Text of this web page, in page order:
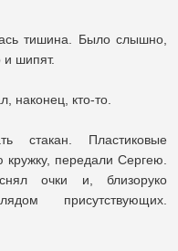
тишина. Было слышно,
и шипят.
наконец, кто-то.
стакан. Пластиковые
передали Сергею.
очки и, близоруко
присутствующих.